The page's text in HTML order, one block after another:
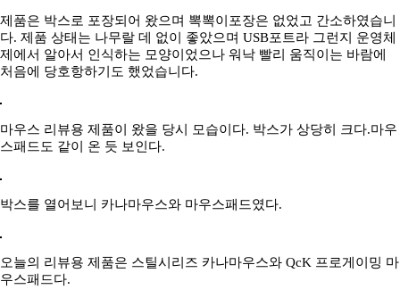
제품은 박스로 포장되어 왔으며 뽁뽁이포장은 없었고 간소하였습니
다. 제품 상태는 나무랄 데 없이 좋았으며 USB포트라 그런지 운영체
제에서 알아서 인식하는 모양이었으나 워낙 빨리 움직이는 바람에
처음에 당호항하기도 했었습니다.
마우스 리뷰용 제품이 왔을 당시 모습이다. 박스가 상당히 크다.마우
스패드도 같이 온 듯 보인다.
박스를 열어보니 카나마우스와 마우스패드였다.
오늘의 리뷰용 제품은 스틸시리즈 카나마우스와 QcK 프로게이밍 마
우스패드다.